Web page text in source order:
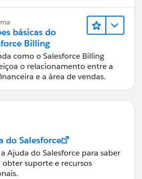
básicas do
Billing
como o Salesforce Billing
o relacionamento entre a
e a área de vendas.
do Salesforce
Ajuda do Salesforce para saber
suporte e recursos